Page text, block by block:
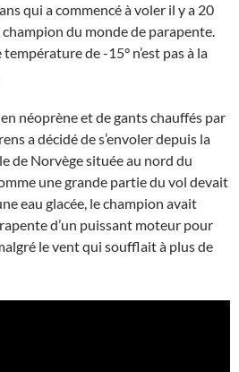
qui a commencé à voler il y a 20
champion du monde de parapente.
de -15° n’est pas à la
néoprène et de gants chauffés par
a décidé de s’envoler depuis la
de Norvège située au nord du
une grande partie du vol devait
eau glacée, le champion avait
d’un puissant moteur pour
le vent qui soufflait à plus de